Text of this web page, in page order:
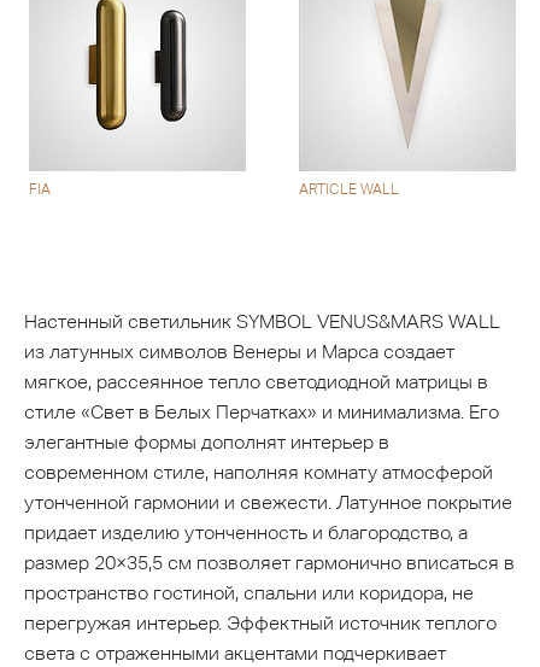
FIA ARTICLE WALL
Настенный светильник SYMBOL VENUS&MARS WALL
из латунных символов Венеры и Марса создает
мягкое, рассеянное тепло светодиодной матрицы в
стиле «Свет в Белых Перчатках» и минимализма. Его
элегантные формы дополнят интерьер в
современном стиле, наполняя комнату атмосферой
утонченной гармонии и свежести. Латунное покрытие
придает изделию утонченность и благородство, а
размер 20×35,5 см позволяет гармонично вписаться в
пространство гостиной, спальни или коридора, не
перегружая интерьер. Эффектный источник теплого
света с отраженными акцентами подчеркивает